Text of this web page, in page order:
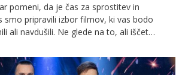
pomeni, da je čas za sprostitev in
smo pripravili izbor filmov, ki vas bodo
ali navdušili. Ne glede na to, ali iščete
pozornost od prvega do zadnjega
nekaj za vas. Pripravite kokice in si